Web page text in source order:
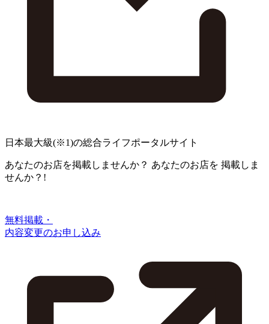
日本最大級(※1)の総合ライフポータルサイト
あなたのお店を掲載しませんか？ あなたのお店を 掲載しま
せんか？!
無料掲載・
内容変更のお申し込み